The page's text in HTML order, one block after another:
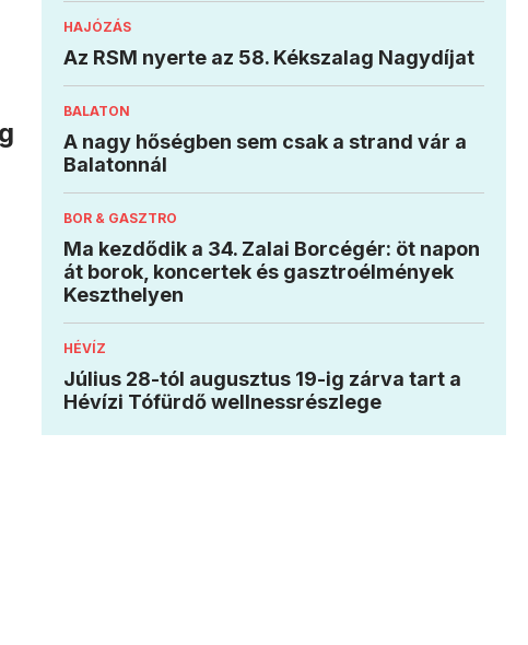
HAJÓZÁS
Az RSM nyerte az 58. Kékszalag Nagydíjat
BALATON
A nagy hőségben sem csak a strand vár a
Balatonnál
BOR & GASZTRO
Ma kezdődik a 34. Zalai Borcégér: öt napon
át borok, koncertek és gasztroélmények
Keszthelyen
HÉVÍZ
Július 28-tól augusztus 19-ig zárva tart a
Hévízi Tófürdő wellnessrészlege